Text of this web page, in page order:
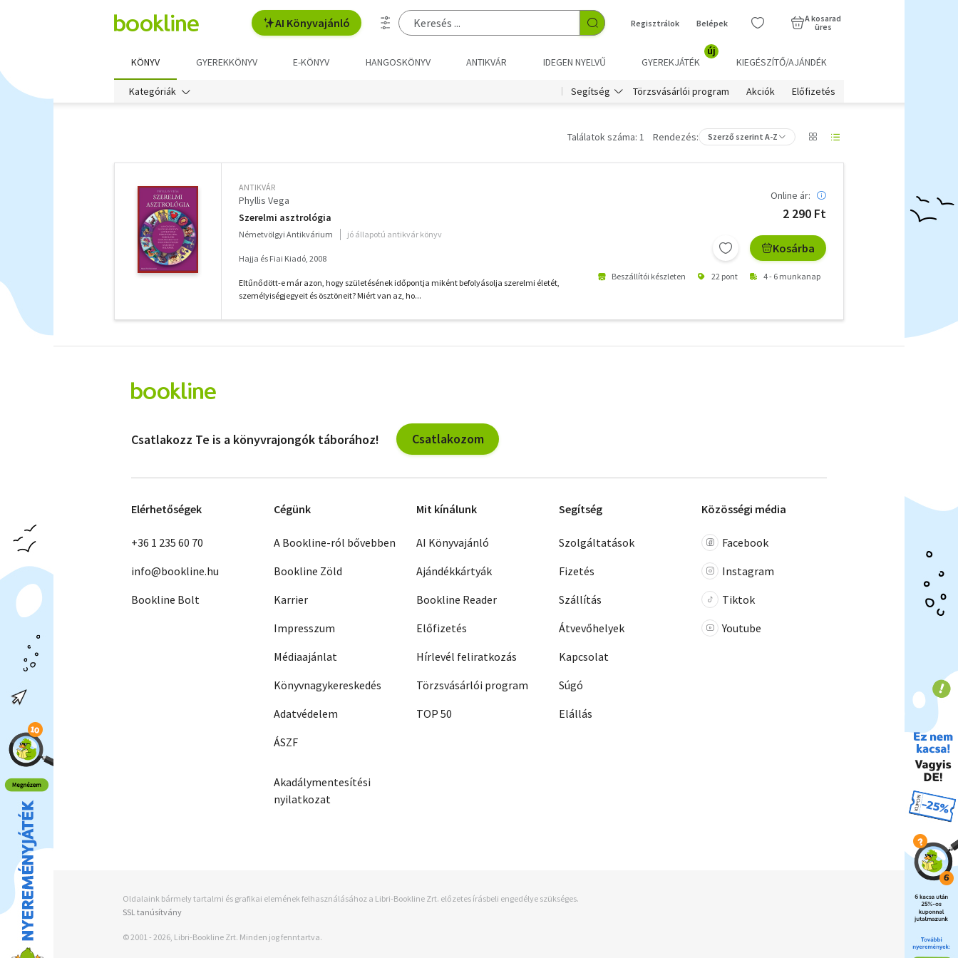
AI Könyvajánló Regisztrálok Belépek
A kosarad
üres
KÖNYV GYEREKKÖNYV E-KÖNYV HANGOSKÖNYV ANTIKVÁR IDEGEN NYELVŰ GYEREKJÁTÉK
új
KIEGÉSZÍTŐ/AJÁNDÉK
Kategóriák Segítség Törzsvásárlói program Akciók Előfizetés
Találatok száma: 1 Rendezés: Szerző szerint A-Z
ANTIKVÁR
Phyllis Vega
Szerelmi asztrológia
Németvölgyi Antikvárium jó állapotú antikvár könyv
Hajja és Fiai Kiadó, 2008
Eltűnődött-e már azon, hogy születésének időpontja miként befolyásolja szerelmi életét,
személyiségjegyeit és ösztöneit? Miért van az, ho...
Online ár:
2 290 Ft
Kosárba
Beszállítói készleten 22 pont 4 - 6 munkanap
szűrők
Csatlakozz Te is a könyvrajongók táborához! Csatlakozom
Elérhetőségek
+36 1 235 60 70
info@bookline.hu
Bookline Bolt
Cégünk
A Bookline-ról bővebben
Bookline Zöld
Karrier
Impresszum
Médiaajánlat
Könyvnagykereskedés
Adatvédelem
ÁSZF
Akadálymentesítési
nyilatkozat
Mit kínálunk
AI Könyvajánló
Ajándékkártyák
Bookline Reader
Előfizetés
Hírlevél feliratkozás
Törzsvásárlói program
TOP 50
Segítség
Szolgáltatások
Fizetés
Szállítás
Átvevőhelyek
Kapcsolat
Súgó
Elállás
Közösségi média
Facebook
Instagram
Tiktok
Youtube
Oldalaink bármely tartalmi és grafikai elemének felhasználásához a Libri-Bookline Zrt. előzetes írásbeli engedélye szükséges.
SSL tanúsítvány
© 2001 - 2026, Libri-Bookline Zrt. Minden jog fenntartva.